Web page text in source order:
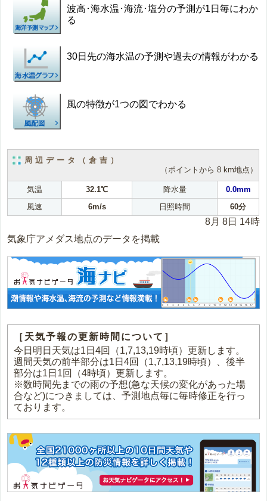
波高･海水温･海流･塩分の予測が1日毎にわか
る
30日先の海水温の予測や過去の情報がわかる
風の特徴が1つの図でわかる
周辺データ（倉吉）
（ポイントから 8 km地点）
気温 32.1℃ 降水量
0.0mm
風速
6m/s 日照時間 60分
8月 8日 14時
気象庁アメダス地点のデータを掲載
［天気予報の更新時間について］
今日明日天気は1日4回（1,7,13,19時頃）更新します。
週間天気の前半部分は1日4回（1,7,13,19時頃）、後半
部分は1日1回（4時頃）更新します。
※数時間先までの雨の予想(急な天候の変化があった場
合など)につきましては、予測地点毎に毎時修正を行っ
ております。